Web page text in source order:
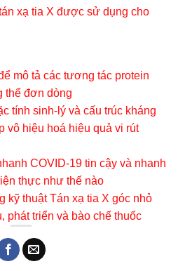
xạ tia X được sử dụng cho
mô tả các tương tác protein
thể đơn dòng
tính sinh-lý và cấu trúc kháng
vô hiệu hoá hiệu quả vi rút
COVID-19 tin cậy và nhanh
thực như thế nào
kỹ thuật Tán xạ tia X góc nhỏ
phát triển và bào chế thuốc